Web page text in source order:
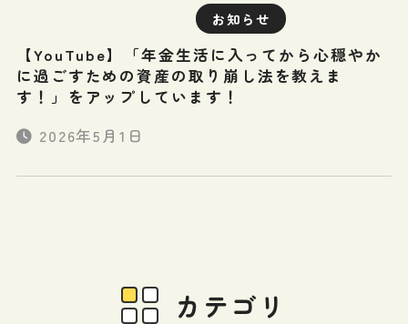
お知らせ
【YouTube】「年金生活に入ってから心穏やか
に過ごすための資産の取り崩し法を教えま
す！」をアップしています！
2026年5月1日
カテゴリ